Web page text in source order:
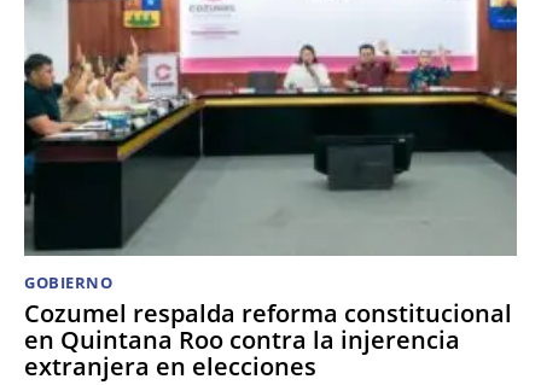
GOBIERNO
Cozumel respalda reforma constitucional
en Quintana Roo contra la injerencia
extranjera en elecciones